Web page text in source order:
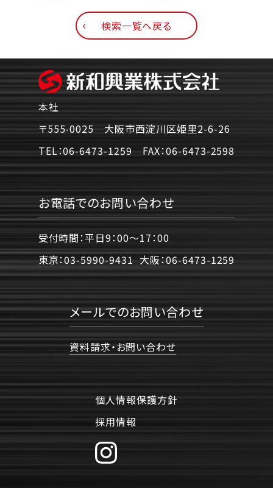
検索一覧へ戻る
本社
〒555-0025 大阪市西淀川区姫里2-6-26
TEL：06-6473-1259 FAX：06-6473-2598
お電話でのお問い合わせ
受付時間：平日9：00〜17：00
東京：03-5990-9431 大阪：06-6473-1259
メールでのお問い合わせ
資料請求・お問い合わせ
個人情報保護方針
採用情報